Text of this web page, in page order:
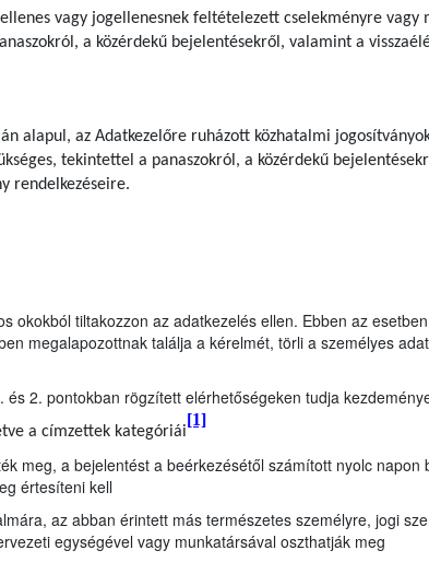
vagy jogellenesnek feltételezett cselekményre vagy
a közérdekű bejelentésekről, valamint a
alapul, az Adatkezelőre ruházott közhatalmi
tekintettel a panaszokról, a közérdekű
rendelkezéseire.
okokból tiltakozzon az adatkezelés ellen. Ebben az
megalapozottnak találja a kérelmét, törli a személyes
2. pontokban rögzített elérhetőségeken tudja
a címzettek kategóriái
[1]
meg, a bejelentést a beérkezésétől számított nyolc
értesíteni kell
az abban érintett más természetes személyre, jogi
egységével vagy munkatársával oszthatják meg